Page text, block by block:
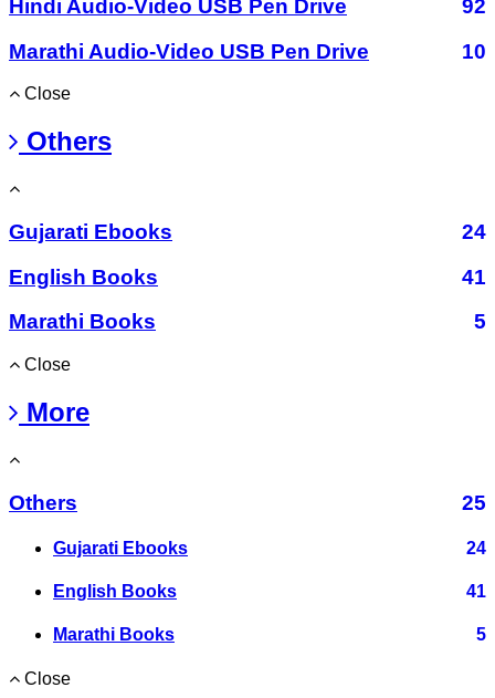
Hindi Audio-Video USB Pen Drive
92
Marathi Audio-Video USB Pen Drive
10
Close
Others
Gujarati Ebooks
24
English Books
41
Marathi Books
5
Close
More
Others 25
Gujarati Ebooks 24
English Books 41
Marathi Books 5
Close